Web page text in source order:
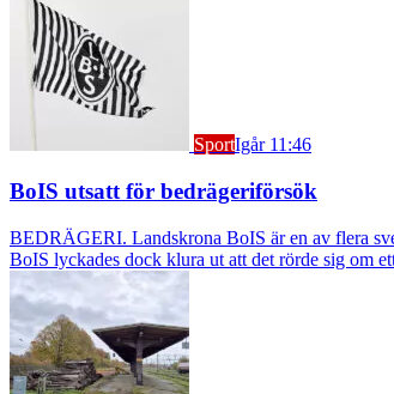
SportIgår 11:46
BoIS utsatt för bedrägeriförsök
BEDRÄGERI. Landskrona BoIS är en av flera
BoIS lyckades dock klura ut att det rörde sig om